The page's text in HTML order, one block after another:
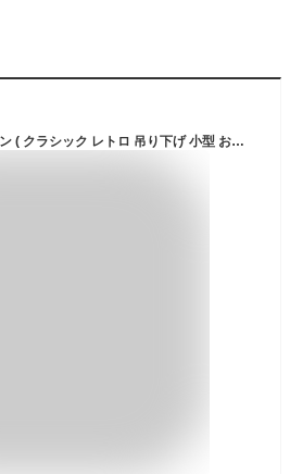
ウォームウール LEDランタン ( クラシック レトロ 吊り下げ 小型 おしゃれ かわいい 可愛い オシャレ 明るい 小型単三電池 2本使用 防災 グッズ 非常用 防災用 照明 ライト 点灯時間約10時間 長時間 4006919 )